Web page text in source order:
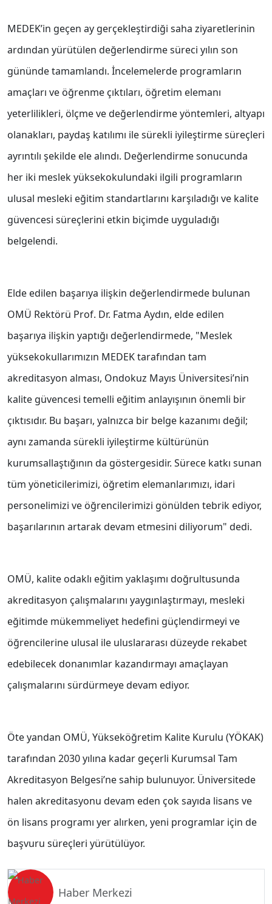
MEDEK’in geçen ay gerçekleştirdiği saha ziyaretlerinin
ardından yürütülen değerlendirme süreci yılın son
gününde tamamlandı. İncelemelerde programların
amaçları ve öğrenme çıktıları, öğretim elemanı
yeterlilikleri, ölçme ve değerlendirme yöntemleri, altyapı
olanakları, paydaş katılımı ile sürekli iyileştirme süreçleri
ayrıntılı şekilde ele alındı. Değerlendirme sonucunda
her iki meslek yüksekokulundaki ilgili programların
ulusal mesleki eğitim standartlarını karşıladığı ve kalite
güvencesi süreçlerini etkin biçimde uyguladığı
belgelendi.
Elde edilen başarıya ilişkin değerlendirmede bulunan
OMÜ Rektörü Prof. Dr. Fatma Aydın, elde edilen
başarıya ilişkin yaptığı değerlendirmede, "Meslek
yüksekokullarımızın MEDEK tarafından tam
akreditasyon alması, Ondokuz Mayıs Üniversitesi’nin
kalite güvencesi temelli eğitim anlayışının önemli bir
çıktısıdır. Bu başarı, yalnızca bir belge kazanımı değil;
aynı zamanda sürekli iyileştirme kültürünün
kurumsallaştığının da göstergesidir. Sürece katkı sunan
tüm yöneticilerimizi, öğretim elemanlarımızı, idari
personelimizi ve öğrencilerimizi gönülden tebrik ediyor,
başarılarının artarak devam etmesini diliyorum" dedi.
OMÜ, kalite odaklı eğitim yaklaşımı doğrultusunda
akreditasyon çalışmalarını yaygınlaştırmayı, mesleki
eğitimde mükemmeliyet hedefini güçlendirmeyi ve
öğrencilerine ulusal ile uluslararası düzeyde rekabet
edebilecek donanımlar kazandırmayı amaçlayan
çalışmalarını sürdürmeye devam ediyor.
Öte yandan OMÜ, Yükseköğretim Kalite Kurulu (YÖKAK)
tarafından 2030 yılına kadar geçerli Kurumsal Tam
Akreditasyon Belgesi’ne sahip bulunuyor. Üniversitede
halen akreditasyonu devam eden çok sayıda lisans ve
ön lisans programı yer alırken, yeni programlar için de
başvuru süreçleri yürütülüyor.
Haber Merkezi